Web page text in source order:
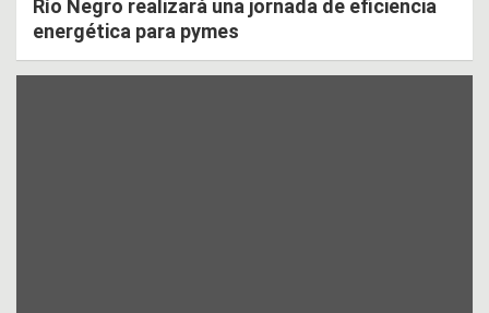
Río Negro realizará una jornada de eficiencia
energética para pymes